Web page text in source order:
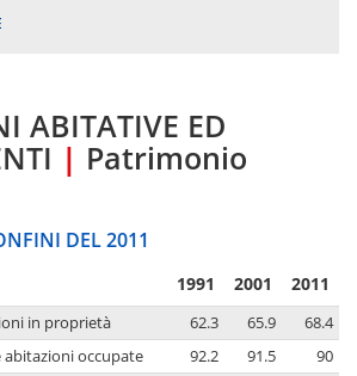
ABITATIVE ED
| Patrimonio
DEL 2011
1991 2001 2011
in proprietà 62.3 65.9
68.4
abitazioni occupate
92.2 91.5
90